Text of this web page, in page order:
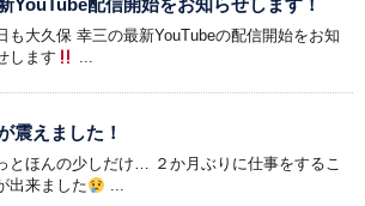
YouTube配信開始をお知らせします！
も大久保 幸三の最新YouTubeの配信開始をお知
します
...
震えました！
とほんの少しだけ… ２か月ぶりに仕事をするこ
出来ました
...